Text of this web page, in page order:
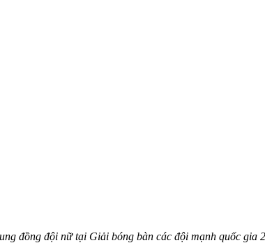
đồng đội nữ tại Giải bóng bàn các đội mạnh quốc gia